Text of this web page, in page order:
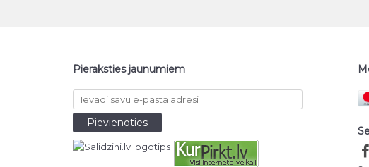
Pieraksties jaunumiem